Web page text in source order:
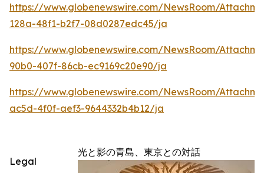
https://www.globenewswire.com/NewsRoom/
128a-48f1-b2f7-08d0287edc45/ja
https://www.globenewswire.com/NewsRoom/
90b0-407f-86cb-ec9169c20e90/ja
https://www.globenewswire.com/NewsRoom/
ac5d-4f0f-aef3-9644332b4b12/ja
光と影の青島、東京との対話
Legal